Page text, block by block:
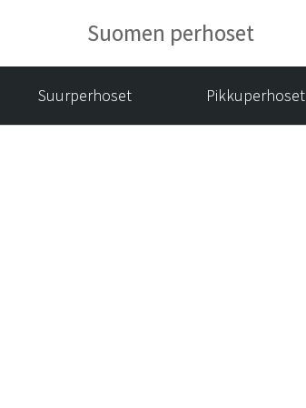
Suomen perhoset
Suurperhoset Pikkuperhoset